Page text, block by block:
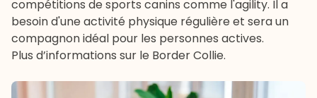
compétitions de sports canins comme l'agility. Il a
besoin d'une activité physique régulière et sera un
compagnon idéal pour les personnes actives.
Plus d’informations sur le Border Collie.